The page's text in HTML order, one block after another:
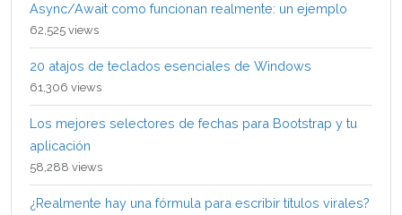
Async/Await como funcionan realmente: un ejemplo
62,525 views
20 atajos de teclados esenciales de Windows
61,306 views
Los mejores selectores de fechas para Bootstrap y tu
aplicación
58,288 views
¿Realmente hay una fórmula para escribir títulos virales?